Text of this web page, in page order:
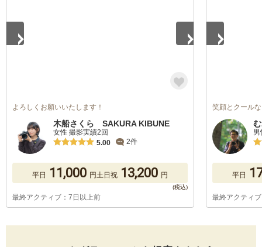
よろしくお願いいたします！
木船さくら SAKURA KIBUNE
女性 撮影実績2回
5.00
2件
平日 11,000 円土日祝 13,200 円
最終アクティブ：7日以上前
笑顔とクール
平日
最終アクティ